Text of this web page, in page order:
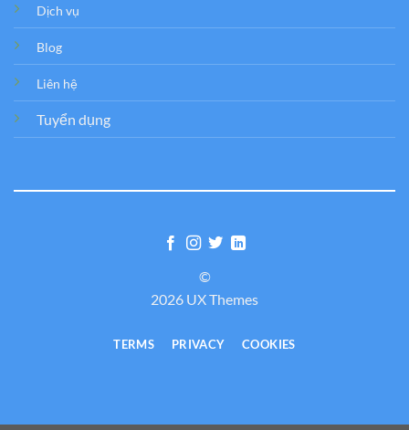
Dịch vụ
Blog
Liên hệ
Tuyển dụng
©
2026 UX Themes
TERMS PRIVACY COOKIES